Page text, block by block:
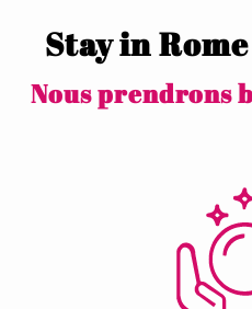
Stay in
Nous prendrons